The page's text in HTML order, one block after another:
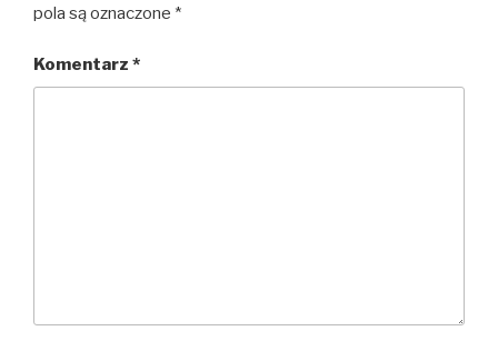
pola są oznaczone *
Komentarz *